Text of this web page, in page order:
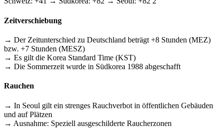
Zeitverschiebung
→ Der Zeitunterschied zu Deutschland beträgt +8 Stunden (MEZ)
bzw. +7 Stunden (MESZ)
→ Es gilt die Korea Standard Time (KST)
→ Die Sommerzeit wurde in Südkorea 1988 abgeschafft
Rauchen
→ In Seoul gilt ein strenges Rauchverbot in öffentlichen Gebäuden
und auf Plätzen
→ Ausnahme: Speziell ausgeschilderte Raucherzonen